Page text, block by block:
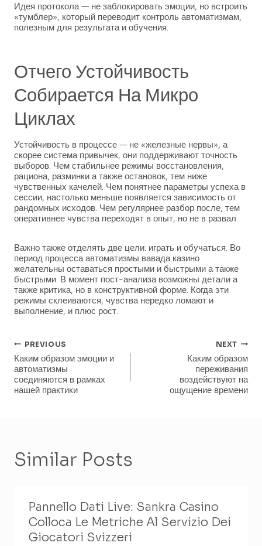
Идея протокола — не заблокировать эмоции, но встроить
«тумблер», который переводит контроль автоматизмам,
полезным для результата и обучения.
Отчего Устойчивость
Собирается На Микро
Циклах
Устойчивость в процессе — не «железные нервы», а
скорее система привычек, они поддерживают точность
выборов. Чем стабильнее режимы восстановления,
рациона, разминки а также остановок, тем ниже
чувственных качелей. Чем понятнее параметры успеха в
сессии, настолько меньше появляется зависимость от
рандомных исходов. Чем регулярнее разбор после, тем
оперативнее чувства переходят в опыт, но не в развал.
Важно также отделять две цели: играть и обучаться. Во
период процесса автоматизмы вавада казино
желательны оставаться простыми и быстрыми а также
быстрыми. В момент пост-анализа возможны детали а
также критика, но в конструктивной форме. Когда эти
режимы склеиваются, чувства нередко ломают и
выполнение, и плюс рост.
Post
Navigation
PREVIOUS
Каким образом эмоции и
автоматизмы
соединяются в рамках
нашей практики
NEXT
Каким образом
переживания
воздействуют на
ощущение времени
Similar Posts
Pannello Dati Live: Sankra Casino
Colloca Le Metriche Al Servizio Dei
Giocatori Svizzeri